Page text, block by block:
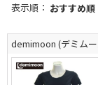
表示順： おすすめ順
demimoon (デミムー